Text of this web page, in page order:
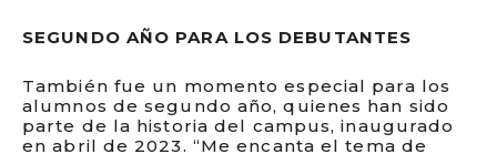
SEGUNDO AÑO PARA LOS DEBUTANTES
También fue un momento especial para los
alumnos de segundo año, quienes han sido
parte de la historia del campus, inaugurado
en abril de 2023. “Me encanta el tema de